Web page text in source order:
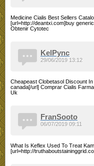
Medicine Cialis Best Sellers
[url=http://deantxi.com]buy
Obtenir Cytotec
KelPync
Cheapeast Clobetasol Discount
canada[/url] Comprar Cialis
Uk
29/06/2019 13:12
FranSooto
What Is Keflex Used To Treat
[url=http://
06/07/2019 09:11